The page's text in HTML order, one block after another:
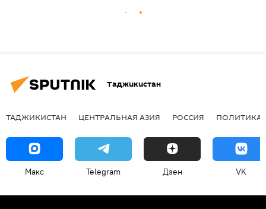
Таджикистан
ТАДЖИКИСТАН ЦЕНТРАЛЬНАЯ АЗИЯ РОССИЯ ПОЛИТИКА
Макс Telegram Дзен VK